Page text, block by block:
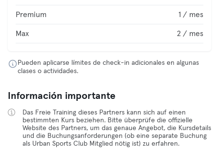
Premium 1 / mes
Max 2 / mes
Pueden aplicarse límites de check-in adicionales en algunas
clases o actividades.
Información importante
Das Freie Training dieses Partners kann sich auf einen
bestimmten Kurs beziehen. Bitte überprüfe die offizielle
Website des Partners, um das genaue Angebot, die Kursdetails
und die Buchungsanforderungen (ob eine separate Buchung
als Urban Sports Club Mitglied nötig ist) zu erfahren.